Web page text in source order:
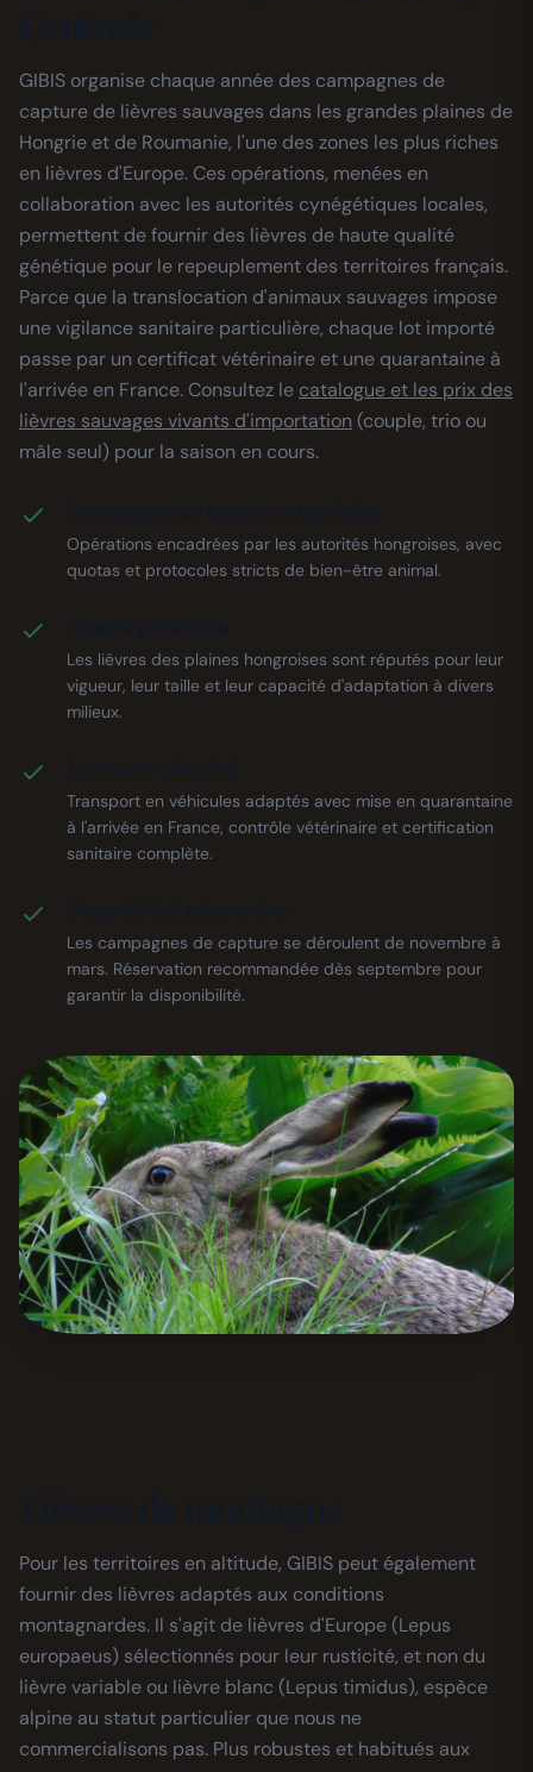
GIBIS organise chaque année des campagnes de
capture de lièvres sauvages dans les grandes plaines de
Hongrie et de Roumanie, l'une des zones les plus riches
en lièvres d'Europe. Ces opérations, menées en
collaboration avec les autorités cynégétiques locales,
permettent de fournir des lièvres de haute qualité
génétique pour le repeuplement des territoires français.
Parce que la translocation d'animaux sauvages impose
une vigilance sanitaire particulière, chaque lot importé
passe par un certificat vétérinaire et une quarantaine à
l'arrivée en France. Consultez le catalogue et les prix des
lièvres sauvages vivants d'importation (couple, trio ou
mâle seul) pour la saison en cours.
Opérations encadrées par les autorités hongroises, avec
quotas et protocoles stricts de bien-être animal.
Les lièvres des plaines hongroises sont réputés pour leur
vigueur, leur taille et leur capacité d'adaptation à divers
milieux.
Transport en véhicules adaptés avec mise en quarantaine
à l'arrivée en France, contrôle vétérinaire et certification
sanitaire complète.
Les campagnes de capture se déroulent de novembre à
mars. Réservation recommandée dès septembre pour
garantir la disponibilité.
Pour les territoires en altitude, GIBIS peut également
fournir des lièvres adaptés aux conditions
montagnardes. Il s'agit de lièvres d'Europe (Lepus
europaeus) sélectionnés pour leur rusticité, et non du
lièvre variable ou lièvre blanc (Lepus timidus), espèce
alpine au statut particulier que nous ne
commercialisons pas. Plus robustes et habitués aux